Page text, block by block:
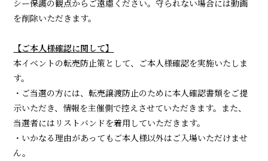
シー保護の観点からご遠慮ください。守られない場合には動画
を削除いただきます。
【ご本人様確認に関して】
本イベントの転売防止策として、ご本人様確認を実施いたしま
す。
・ご当選の方には、転売譲渡防止のために本人確認書類をご提
示いただき、情報を主催側で控えさせていただきます。また、
当選者にはリストバンドを着用していただきます。
・いかなる理由があってもご本人様以外はご入場いただけませ
ん。